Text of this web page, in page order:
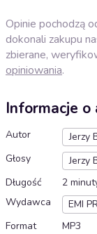
Opinie pochodzą
dokonali zakupu
zbierane,
opiniowania.
Informacje o
Autor
Jerzy
Głosy
Jerzy
Długość
2
Wydawca
EMI
Format
MP3